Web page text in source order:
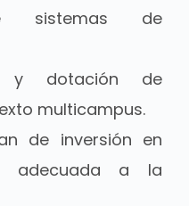
sistemas de
y dotación de
multicampus.
de inversión en
adecuada a la